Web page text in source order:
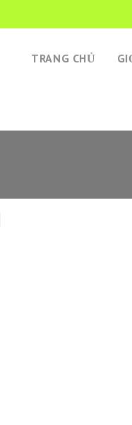
TRANG CHỦ